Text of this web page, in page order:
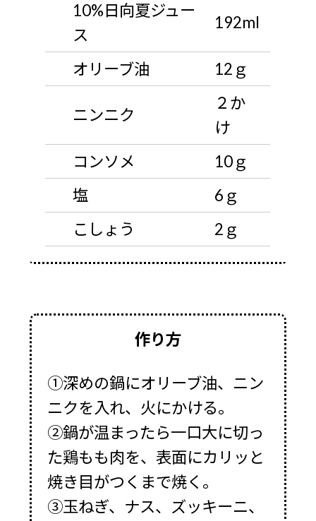
10%日向夏ジュー
ス
192ml
オリーブ油 12ｇ
ニンニク
２か
け
コンソメ
10ｇ
塩
6ｇ
こしょう
2ｇ
作り方
①深めの鍋にオリーブ油、ニン
ニクを入れ、火にかける。
②鍋が温まったら一口大に切っ
た鶏もも肉を、表面にカリッと
焼き目がつくまで焼く。
③玉ねぎ、ナス、ズッキーニ、